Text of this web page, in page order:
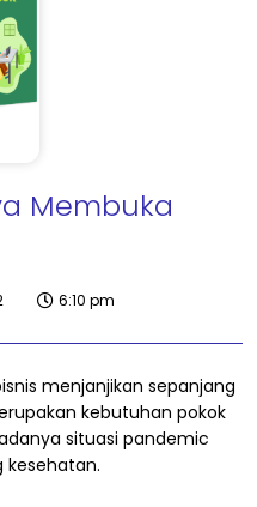
Membuka
6:10 pm
menjanjikan sepanjang
kebutuhan pokok
situasi pandemic
kesehatan.